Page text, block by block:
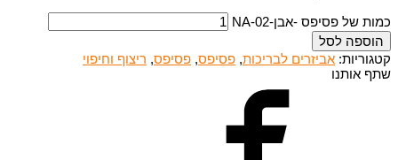
כמות של פסיפס -אבן-NA-02
הוספה לסל
קטגוריות: אביזרים לבריכות, פסיפס, פסיפס, ריצוף וחיפוי
שתף אותנו